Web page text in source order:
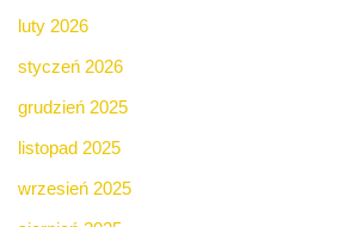
luty 2026
styczeń 2026
grudzień 2025
listopad 2025
wrzesień 2025